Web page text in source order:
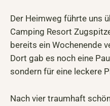
Der Heimweg führte uns
Camping Resort
bereits ein Wochenende
Dort gab es noch eine
sondern für eine leckere
Nach vier traumhaft